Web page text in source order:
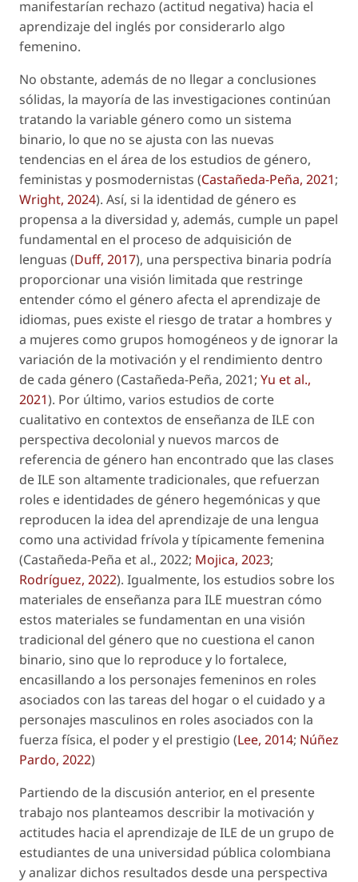
manifestarían rechazo (actitud negativa) hacia el
aprendizaje del inglés por considerarlo algo
femenino.
No obstante, además de no llegar a conclusiones
sólidas, la mayoría de las investigaciones continúan
tratando la variable género como un sistema
binario, lo que no se ajusta con las nuevas
tendencias en el área de los estudios de género,
feministas y posmodernistas (Castañeda-Peña, 2021;
Wright, 2024). Así, si la identidad de género es
propensa a la diversidad y, además, cumple un papel
fundamental en el proceso de adquisición de
lenguas (Duff, 2017), una perspectiva binaria podría
proporcionar una visión limitada que restringe
entender cómo el género afecta el aprendizaje de
idiomas, pues existe el riesgo de tratar a hombres y
a mujeres como grupos homogéneos y de ignorar la
variación de la motivación y el rendimiento dentro
de cada género (Castañeda-Peña, 2021; Yu et al.,
2021). Por último, varios estudios de corte
cualitativo en contextos de enseñanza de ILE con
perspectiva decolonial y nuevos marcos de
referencia de género han encontrado que las clases
de ILE son altamente tradicionales, que refuerzan
roles e identidades de género hegemónicas y que
reproducen la idea del aprendizaje de una lengua
como una actividad frívola y típicamente femenina
(Castañeda-Peña et al., 2022; Mojica, 2023;
Rodríguez, 2022). Igualmente, los estudios sobre los
materiales de enseñanza para ILE muestran cómo
estos materiales se fundamentan en una visión
tradicional del género que no cuestiona el canon
binario, sino que lo reproduce y lo fortalece,
encasillando a los personajes femeninos en roles
asociados con las tareas del hogar o el cuidado y a
personajes masculinos en roles asociados con la
fuerza física, el poder y el prestigio (Lee, 2014; Núñez
Pardo, 2022)
Partiendo de la discusión anterior, en el presente
trabajo nos planteamos describir la motivación y
actitudes hacia el aprendizaje de ILE de un grupo de
estudiantes de una universidad pública colombiana
y analizar dichos resultados desde una perspectiva